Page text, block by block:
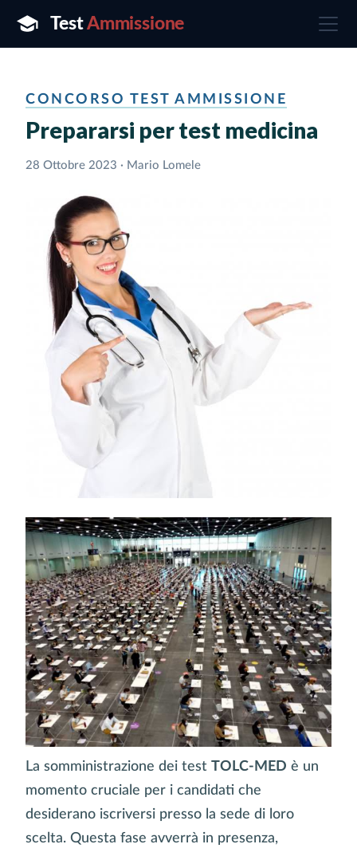
CONCORSO TEST AMMISSIONE
Prepararsi per test medicina
28 Ottobre 2023 · Mario Lomele
La somministrazione dei test TOLC-MED è un
momento cruciale per i candidati che
desiderano iscriversi presso la sede di loro
scelta. Questa fase avverrà in presenza,